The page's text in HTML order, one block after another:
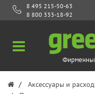
8 495 215-50-63
8 800 333-18-92
Аксессуары и